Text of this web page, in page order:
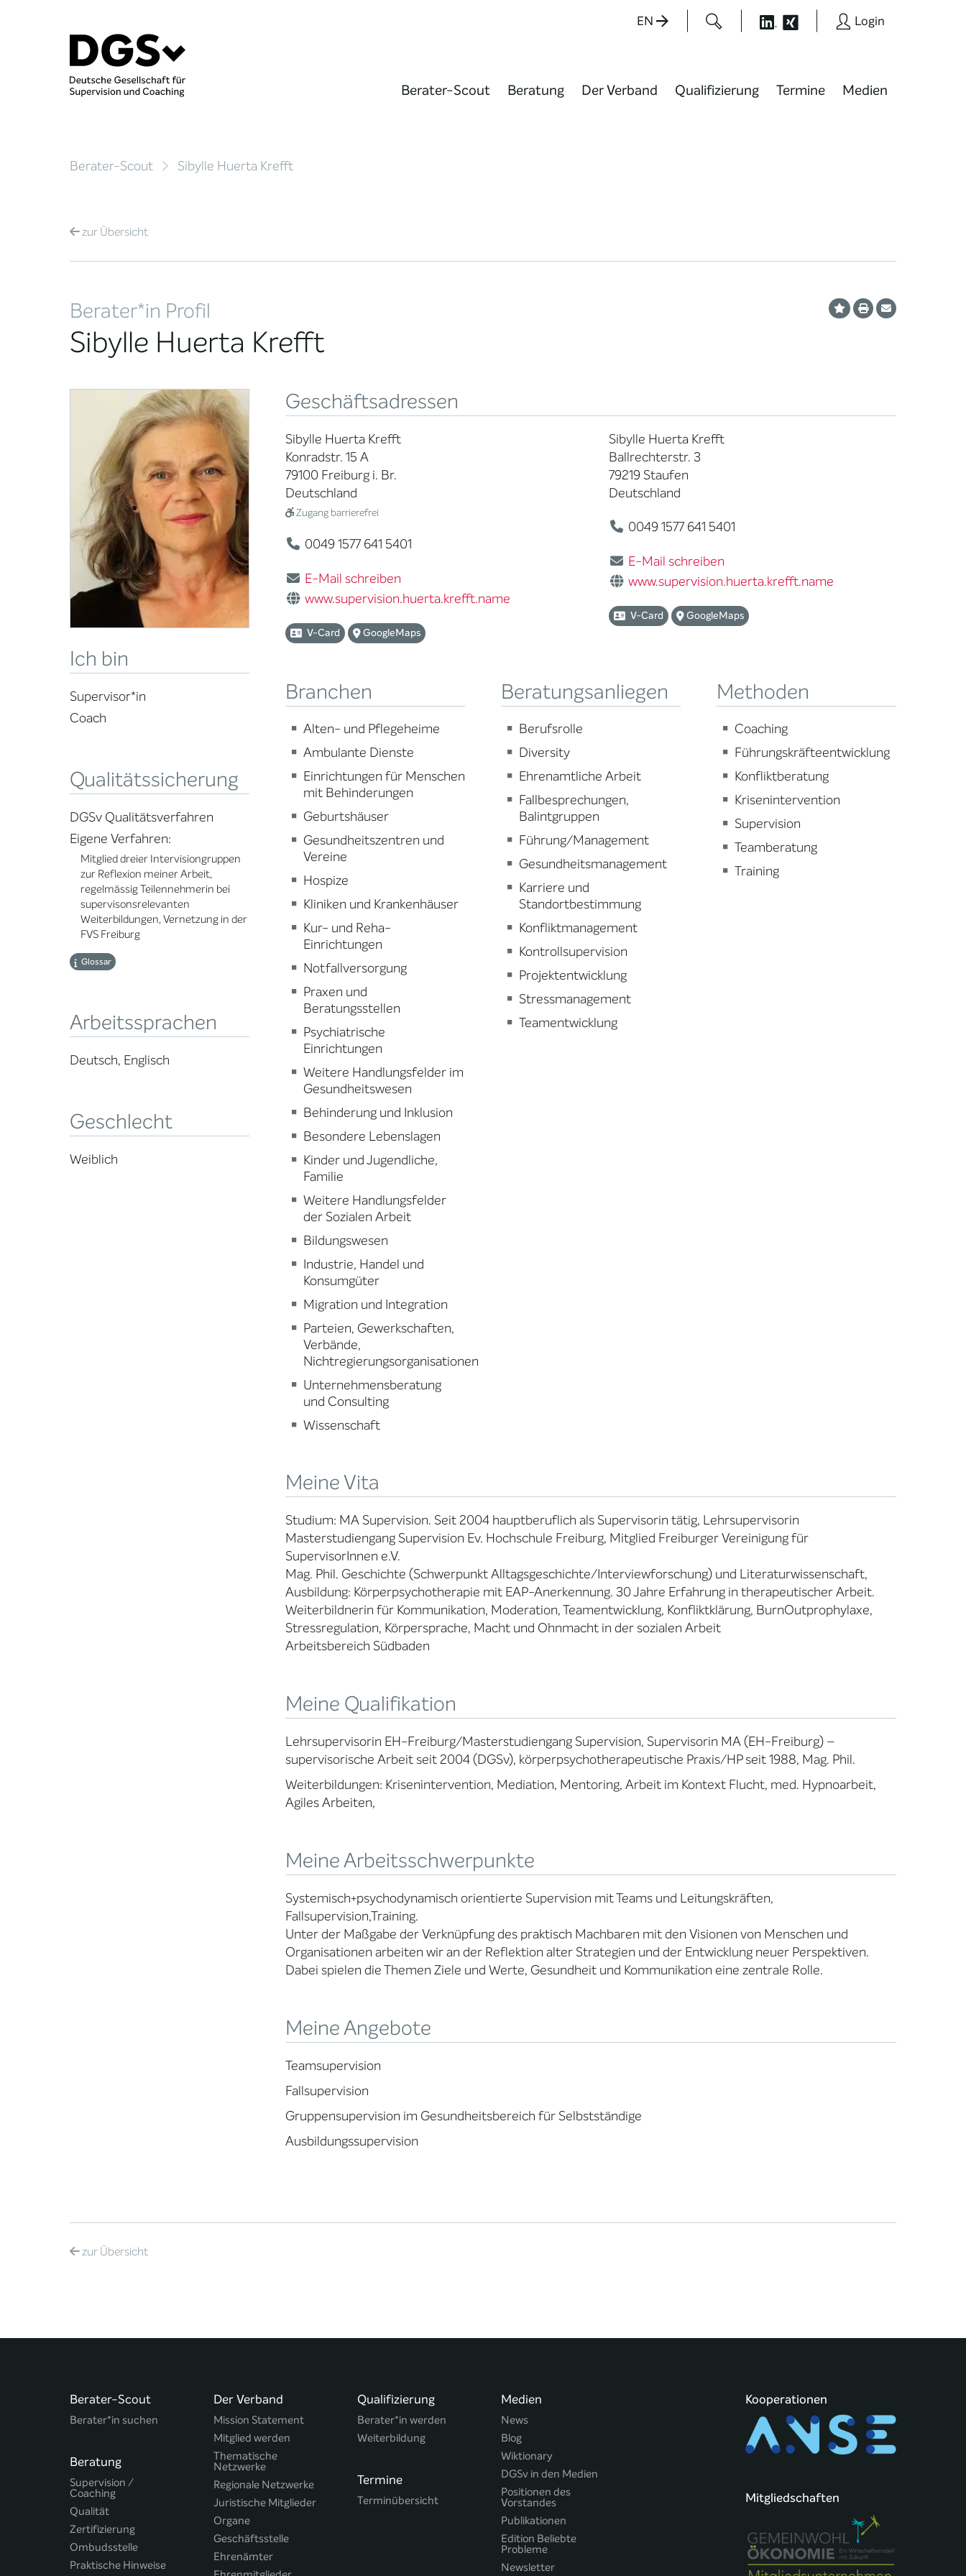
EN Login
Berater-Scout Beratung Der Verband Qualifizierung Termine Medien
Berater-Scout Sibylle Huerta Krefft
zurÜbersicht
Berater*in Profil
Sibylle Huerta Krefft
Ich bin
Supervisor*in
Coach
Qualitätssicherung
DGSv Qualitätsverfahren
Eigene Verfahren:
Mitglied dreier Intervisiongruppen
zur Reflexion meiner Arbeit,
regelmässig Teilennehmerin bei
supervisonsrelevanten
Weiterbildungen, Vernetzung in der
FVS Freiburg
Glossar
Arbeitssprachen
Deutsch, Englisch
Geschlecht
Weiblich
Geschäftsadressen
Sibylle Huerta Krefft
Konradstr. 15 A
79100 Freiburg i. Br.
Deutschland
Zugang barrierefrei
0049 1577 641 5401
E-Mail schreiben
www.supervision.huerta.krefft.name
V-Card GoogleMaps
Sibylle Huerta Krefft
Ballrechterstr. 3
79219 Staufen
Deutschland
0049 1577 641 5401
E-Mail schreiben
www.supervision.huerta.krefft.name
V-Card GoogleMaps
Branchen
Alten- und Pflegeheime
Ambulante Dienste
Einrichtungen für Menschen
mit Behinderungen
Geburtshäuser
Gesundheitszentren und
Vereine
Hospize
Kliniken und Krankenhäuser
Kur- und Reha-
Einrichtungen
Notfallversorgung
Praxen und
Beratungsstellen
Psychiatrische
Einrichtungen
Weitere Handlungsfelder im
Gesundheitswesen
Behinderung und Inklusion
Besondere Lebenslagen
Kinder und Jugendliche,
Familie
Weitere Handlungsfelder
der Sozialen Arbeit
Bildungswesen
Industrie, Handel und
Konsumgüter
Migration und Integration
Parteien, Gewerkschaften,
Verbände,
Nichtregierungsorganisationen
Unternehmensberatung
und Consulting
Wissenschaft
Beratungsanliegen
Berufsrolle
Diversity
Ehrenamtliche Arbeit
Fallbesprechungen,
Balintgruppen
Führung/Management
Gesundheitsmanagement
Karriere und
Standortbestimmung
Konfliktmanagement
Kontrollsupervision
Projektentwicklung
Stressmanagement
Teamentwicklung
Methoden
Coaching
Führungskräfteentwicklung
Konfliktberatung
Krisenintervention
Supervision
Teamberatung
Training
Meine Vita
Studium: MA Supervision. Seit 2004 hauptberuflich als Supervisorin tätig, Lehrsupervisorin
Masterstudiengang Supervision Ev. Hochschule Freiburg, Mitglied Freiburger Vereinigung für
SupervisorInnen e.V.
Mag. Phil. Geschichte (Schwerpunkt Alltagsgeschichte/Interviewforschung) und Literaturwissenschaft,
Ausbildung: Körperpsychotherapie mit EAP-Anerkennung. 30 Jahre Erfahrung in therapeutischer Arbeit.
Weiterbildnerin für Kommunikation, Moderation, Teamentwicklung, Konfliktklärung, BurnOutprophylaxe,
Stressregulation, Körpersprache, Macht und Ohnmacht in der sozialen Arbeit
Arbeitsbereich Südbaden
Meine Qualifikation
Lehrsupervisorin EH-Freiburg/Masterstudiengang Supervision, Supervisorin MA (EH-Freiburg) –
supervisorische Arbeit seit 2004 (DGSv), körperpsychotherapeutische Praxis/HP seit 1988, Mag. Phil.
Weiterbildungen: Krisenintervention, Mediation, Mentoring, Arbeit im Kontext Flucht, med. Hypnoarbeit,
Agiles Arbeiten,
Meine Arbeitsschwerpunkte
Systemisch+psychodynamisch orientierte Supervision mit Teams und Leitungskräften,
Fallsupervision,Training.
Unter der Maßgabe der Verknüpfung des praktisch Machbaren mit den Visionen von Menschen und
Organisationen arbeiten wir an der Reflektion alter Strategien und der Entwicklung neuer Perspektiven.
Dabei spielen die Themen Ziele und Werte, Gesundheit und Kommunikation eine zentrale Rolle.
Meine Angebote
Teamsupervision
Fallsupervision
Gruppensupervision im Gesundheitsbereich für Selbstständige
Ausbildungssupervision
zurÜbersicht
Berater-Scout
Berater*in suchen
Beratung
Supervision /
Coaching
Qualität
Zertifizierung
Ombudsstelle
Praktische Hinweise
Der Verband
Mission Statement
Mitglied werden
Thematische
Netzwerke
Regionale Netzwerke
Juristische Mitglieder
Organe
Geschäftsstelle
Ehrenämter
Qualifizierung
Berater*in werden
Weiterbildung
Termine
Terminübersicht
Medien
News
Blog
Wiktionary
DGSv in den Medien
Positionen des
Vorstandes
Publikationen
Edition Beliebte
Probleme
Newsletter
Kooperationen
Mitgliedschaften